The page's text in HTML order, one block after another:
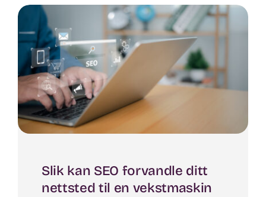
Slik kan SEO forvandle ditt
nettsted til en vekstmaskin